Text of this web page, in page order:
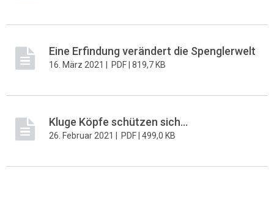
Eine Erfindung verändert die Spenglerwelt
16. März 2021 | PDF | 819,7 KB
Kluge Köpfe schützen sich...
26. Februar 2021 | PDF | 499,0 KB